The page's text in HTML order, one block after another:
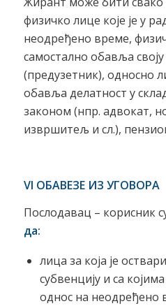
физичко лице које је у
неодређено време,
самостално обавља
(предузетник), односно
обавља делатност у
законом (нпр. адвокат,
извршитељ и сл.),
VI ОБАВЕЗЕ ИЗ УГОВОРА
Послодавац – корисник
да:
лица за која је
субвенцију и са
однос на неодређено